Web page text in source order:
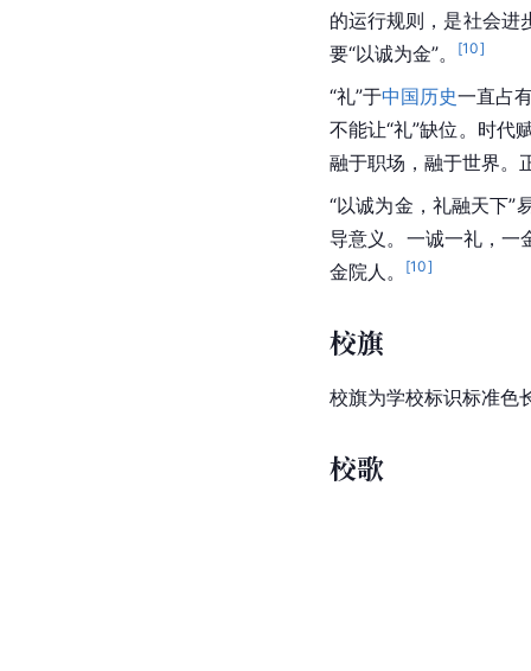
的运行规则，是社会进
要“以诚为金”。
[10]
“礼”于中国历史一直占
不能让“礼”缺位。时代
融于职场，融于世界。
“以诚为金，礼融天下”
导意义。一诚一礼，一
金院人。
[10]
校旗
校旗为学校标识标准色
校歌